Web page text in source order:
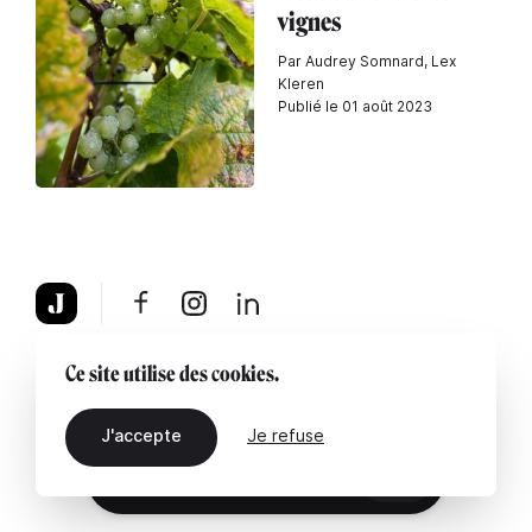
vignes
Par Audrey Somnard, Lex
Kleren
Publié le 01 août 2023
À propos Mentions légales Contactez-nous
Ce site utilise des cookies.
J'accepte Je refuse